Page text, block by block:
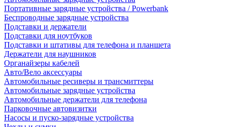
Портативные зарядные устройства / Powerbank
Беспроводные зарядные устройства
Подставки и держатели
Подставки для ноутбуков
Подставки и штативы для телефона и планшета
Держатели для наушников
Органайзеры кабелей
Авто/Вело аксессуары
Автомобильные ресиверы и трансмиттеры
Автомобильные зарядные устройства
Автомобильные держатели для телефона
Парковочные автовизитки
Насосы и пуско-зарядные устройства